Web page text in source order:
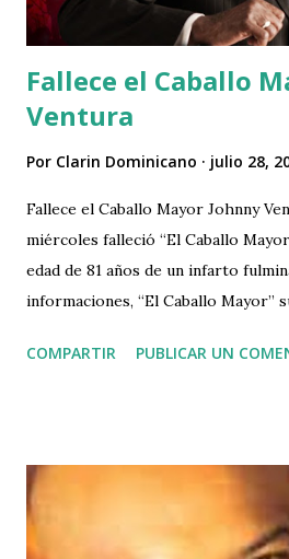
fue firmado por nueve de los 15
dicha comisión...
Fallece el Caballo
Ventura
Por Clarin Dominicano julio 28,
Fallece el Caballo Mayor Johnny
miércoles falleció “El Caballo
edad de 81 años de un infarto
informaciones, “El Caballo Mayor”
presentación privada que llevaba a
Ventura Soriano, mejor conocido
nació el 8 de marzo de 1940, fue
merengue conocido popularmente
COMPARTIR PUBLICAR UN